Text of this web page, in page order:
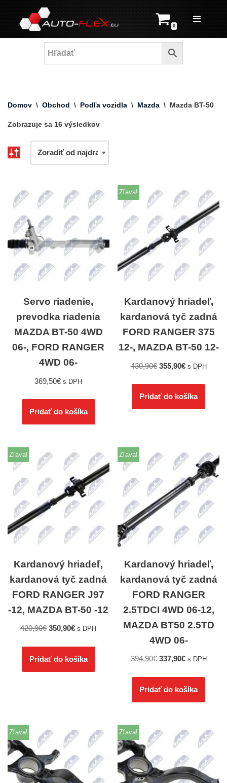
Prejsť
na
0
Domov \ Obchod \ Podľa vozidla \ Mazda \ Mazda BT-50
Zobrazuje sa 16 výsledkov
Servo riadenie,
prevodka riadenia
MAZDA BT-50 4WD
06-, FORD RANGER
4WD 06-
369,50€ s DPH
Pridať do košíka
Zľava!
Kardanový hriadeľ,
kardanová tyč zadná
FORD RANGER 375
12-, MAZDA BT-50 12-
430,90€ 355,90€ s DPH
Pridať do košíka
Zľava!
Kardanový hriadeľ,
kardanová tyč zadná
FORD RANGER J97
-12, MAZDA BT-50 -12
420,90€ 350,90€ s DPH
Pridať do košíka
Zľava!
Kardanový hriadeľ,
kardanová tyč zadná
FORD RANGER
2.5TDCI 4WD 06-12,
MAZDA BT50 2.5TD
4WD 06-
394,90€ 337,90€ s DPH
Pridať do košíka
Zľava! Zľava!